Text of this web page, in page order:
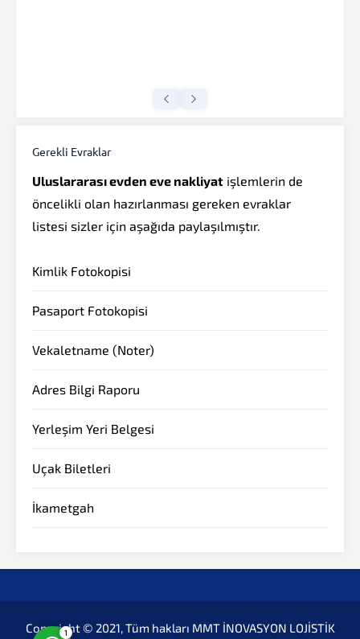
Gerekli Evraklar
Uluslararası evden eve nakliyat işlemlerin de
öncelikli olan hazırlanması gereken evraklar
listesi sizler için aşağıda paylaşılmıştır.
Kimlik Fotokopisi
Pasaport Fotokopisi
Vekaletname (Noter)
Adres Bilgi Raporu
Yerleşim Yeri Belgesi
Uçak Biletleri
İkametgah
Copyright © 2021, Tüm hakları MMT İNOVASYON LOJİSTİK
Müşteri Temsilcisi
1